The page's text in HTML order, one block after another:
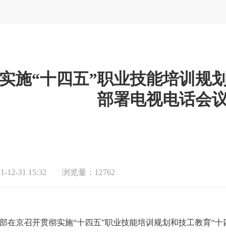
施“十四五”职业技能培训规
部署电视电话会
12-31 15:32 浏览量：12762
京召开贯彻实施“十四五”职业技能培训规划和技工教育“十